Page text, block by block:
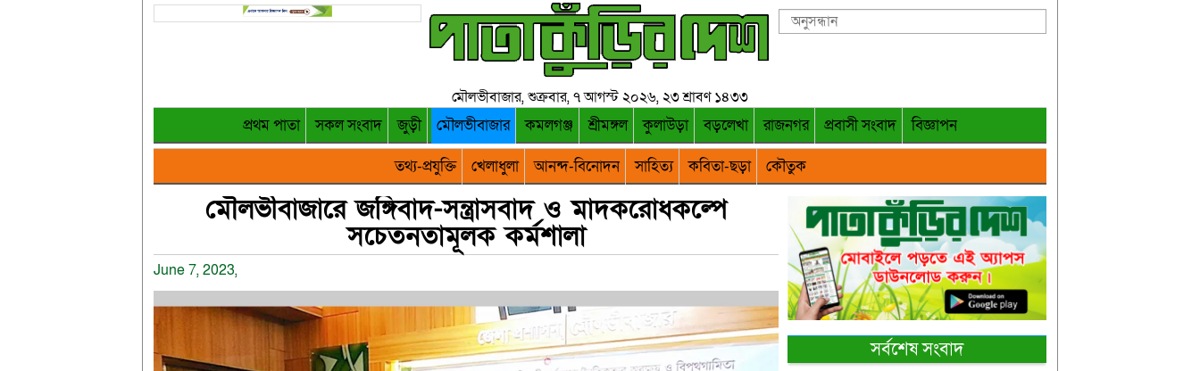
মৌলভীবাজার, শুক্রবার, ৭ আগস্ট ২০২৬, ২৩ শ্রাবণ ১৪৩৩
প্রথম পাতা সকল সংবাদ জুড়ী মৌলভীবাজার কমলগঞ্জ শ্রীমঙ্গল কুলাউড়া বড়লেখা রাজনগর প্রবাসী সংবাদ
বিজ্ঞাপন
তথ্য-প্রযুক্তি
খেলাধুলা আনন্দ-বিনোদন সাহিত্য কবিতা-ছড়া কৌতুক
মৌলভীবাজারে জঙ্গিবাদ-সন্ত্রাসবাদ ও মাদকরোধকল্পে
সচেতনতামূলক কর্মশালা
June 7, 2023,
সর্বশেষ সংবাদ